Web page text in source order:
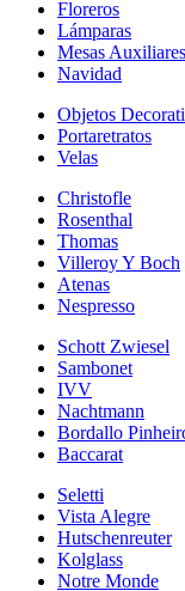
Floreros
Lámparas
Mesas Auxiliares
Navidad
Objetos
Portaretratos
Velas
Christofle
Rosenthal
Thomas
Villeroy Y Boch
Atenas
Nespresso
Schott Zwiesel
Sambonet
IVV
Nachtmann
Bordallo
Baccarat
Seletti
Vista Alegre
Hutschenreuter
Kolglass
Notre Monde